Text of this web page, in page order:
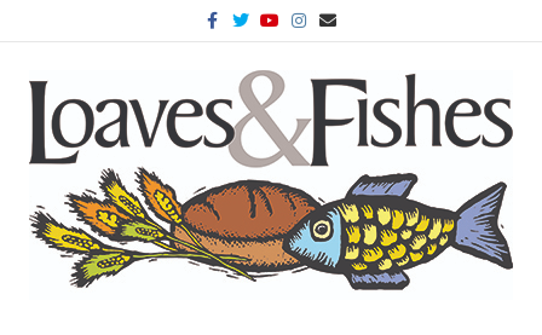
Facebook
TwitterYoutubeInstagramCorreo electrónico